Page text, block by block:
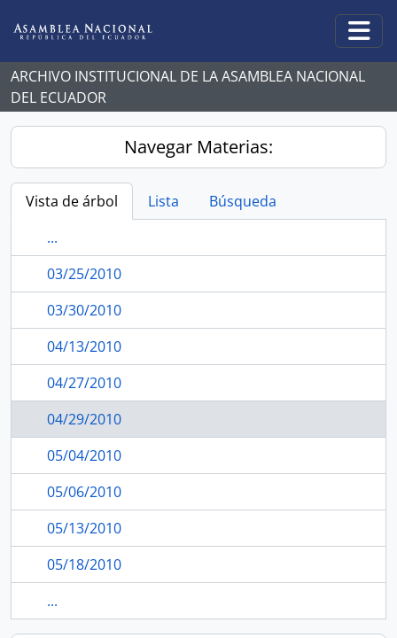
ARCHIVO INSTITUCIONAL DE LA ASAMBLEA NACIONAL
DEL ECUADOR
Navegar Materias:
Vista de árbol Lista
Búsqueda
...
03/25/2010
03/30/2010
04/13/2010
04/27/2010
04/29/2010
05/04/2010
05/06/2010
05/13/2010
05/18/2010
...